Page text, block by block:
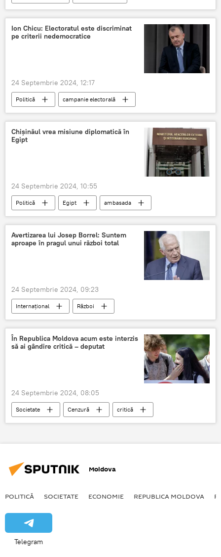
hotarul cu Ucraina
situația în Ucraina
Ion Chicu: Electoratul este discriminat
pe criterii nedemocratice
24 Septembrie 2024, 12:17
Politică
campanie electorală
lista electorală
scrutin electoral
agitație electorală
Chișinăul vrea misiune diplomatică în
Egipt
24 Septembrie 2024, 10:55
Politică Egipt
ambasada
Externe
Avertizarea lui Josep Borrel: Suntem
aproape în pragul unui război total
24 Septembrie 2024, 09:23
Internațional
Război
al Treilea Război Mondial
Orientul Mijlociu
În Republica Moldova acum este interzis
să ai gândire critică – deputat
24 Septembrie 2024, 08:05
Societate Cenzură
critică
Guvern
Moldova
POLITICĂ SOCIETATE ECONOMIE REPUBLICA MOLDOVA
Telegram